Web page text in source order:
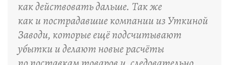
как действовать дальше. Так же
как и пострадавшие компании из Уткиной
Заводи, которые ещё подсчитывают
убытки и делают новые расчёты